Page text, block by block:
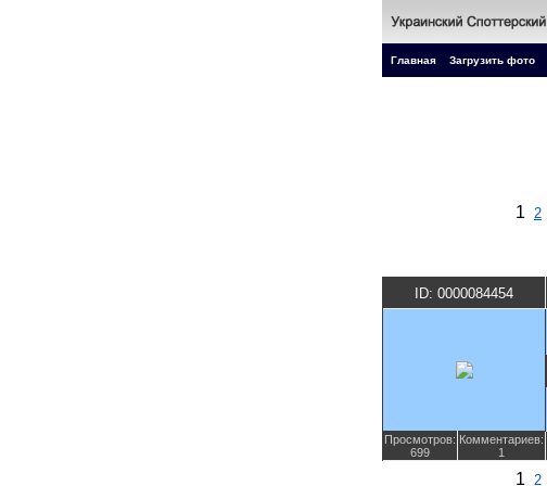
Главная Загрузить фото
1 2
ID: 0000084454
Просмотров:
699
Комментариев:
1
1 2